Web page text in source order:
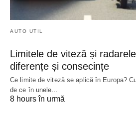
AUTO UTIL
Limitele de viteză și
diferențe și consecințe
Ce limite de viteză se aplică în Europa?
de ce în unele…
8 hours în urmă